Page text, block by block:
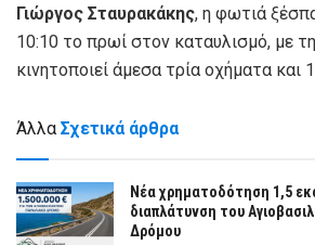
Γιώργος Σταυρακάκης, η φωτιά
10:10 το πρωί στον καταυλισμό, με
κινητοποιεί άμεσα τρία οχήματα και
Άλλα Σχετικά άρθρα
Νέα χρηματοδότηση 1,5
διαπλάτυνση του
Δρόμου